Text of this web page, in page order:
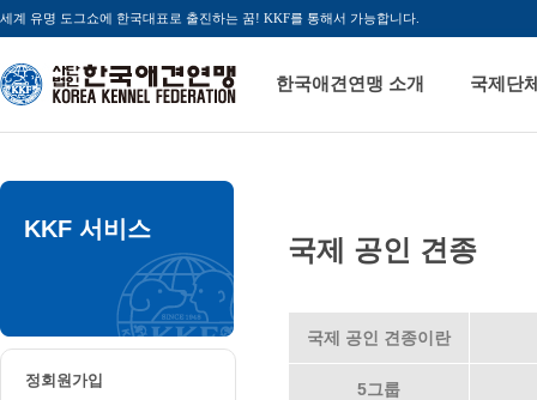
세계 유명 도그쇼에 한국대표로 출진하는 꿈! KKF를 통해서 가능합니다.
한국애견연맹 소개 국제단
KKF 서비스
정회원가입
국제 공인 견종
국제 공인 견종이란
5그룹